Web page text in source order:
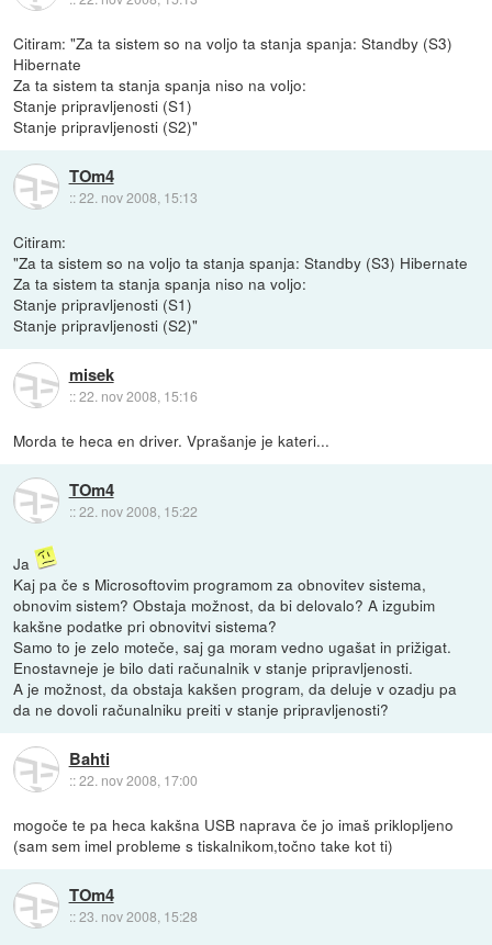
Citiram: "Za ta sistem so na voljo ta stanja spanja: Standby (S3)
Hibernate
Za ta sistem ta stanja spanja niso na voljo:
Stanje pripravljenosti (S1)
Stanje pripravljenosti (S2)"
TOm4
::22. nov 2008, 15:13
Citiram:
"Za ta sistem so na voljo ta stanja spanja: Standby (S3) Hibernate
Za ta sistem ta stanja spanja niso na voljo:
Stanje pripravljenosti (S1)
Stanje pripravljenosti (S2)"
misek
::22. nov 2008, 15:16
Morda te heca en driver. Vprašanje je kateri...
TOm4
::22. nov 2008, 15:22
Ja
Kaj pa če s Microsoftovim programom za obnovitev sistema,
obnovim sistem? Obstaja možnost, da bi delovalo? A izgubim
kakšne podatke pri obnovitvi sistema?
Samo to je zelo moteče, saj ga moram vedno ugašat in prižigat.
Enostavneje je bilo dati računalnik v stanje pripravljenosti.
A je možnost, da obstaja kakšen program, da deluje v ozadju pa
da ne dovoli računalniku preiti v stanje pripravljenosti?
Bahti
::22. nov 2008, 17:00
mogoče te pa heca kakšna USB naprava če jo imaš priklopljeno
(sam sem imel probleme s tiskalnikom,točno take kot ti)
TOm4
::23. nov 2008, 15:28